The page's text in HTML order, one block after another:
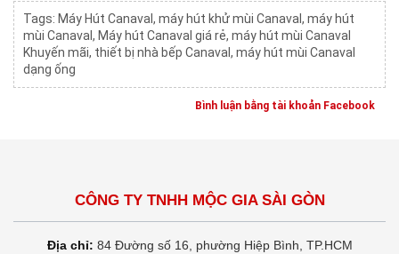
Tags: Máy Hút Canaval, máy hút khử mùi Canaval, máy hút
mùi Canaval, Máy hút Canaval giá rẻ, máy hút mùi Canaval
Khuyến mãi, thiết bị nhà bếp Canaval, máy hút mùi Canaval
dạng ống
Bình luận bằng tài khoản Facebook
CÔNG TY TNHH MỘC GIA SÀI GÒN
Địa chỉ: 84 Đường số 16, phường Hiệp Bình, TP.HCM